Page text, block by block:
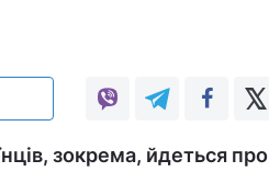
зокрема, йдеться про